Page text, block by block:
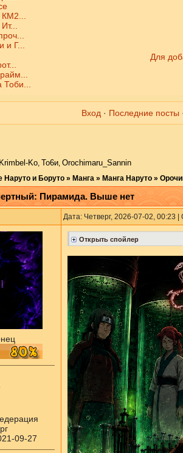
Г...
Для
Вход · Последние посты ·
Krimbel-Ko, То6и, Orochimaru_Sannin
Наруто и Боруто » Манга » Манга Наруто »
Пирамида. Выше нет
Дата: Четверг, 2026-07-02, 00:23
09-27